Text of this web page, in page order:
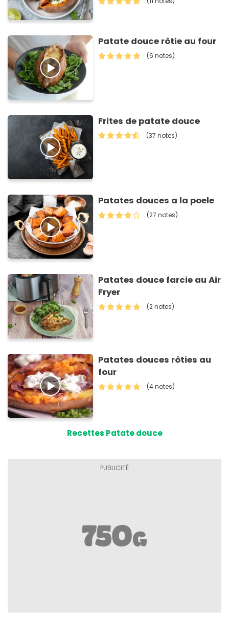
Patate douce rôtie au four
(6 notes)
Frites de patate douce
(37 notes)
Patates douces a la poele
(27 notes)
Patates douce farcie au Air
Fryer
(2 notes)
Patates douces rôties au
four
(4 notes)
Recettes Patate douce